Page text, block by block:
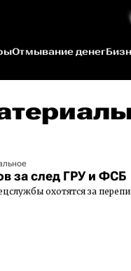
Отмывание денег
за след ГРУ и ФСБ
охотятся за